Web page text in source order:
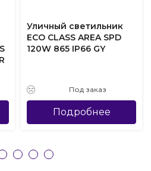
Уличный светильник
ECO CLASS AREA SPD
120W 865 IP66 GY
Под заказ
Подробнее